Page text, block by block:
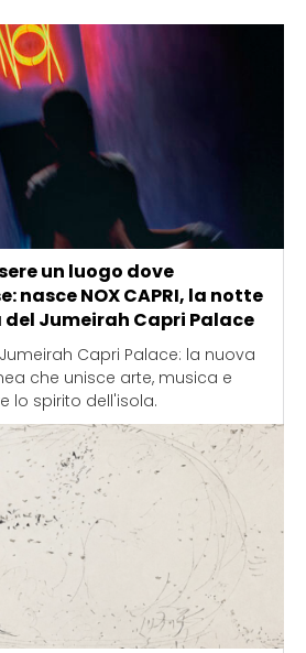
un luogo dove
nasce NOX CAPRI, la notte
Jumeirah Capri Palace
Capri Palace: la nuova
che unisce arte, musica e
lo spirito dell'isola.